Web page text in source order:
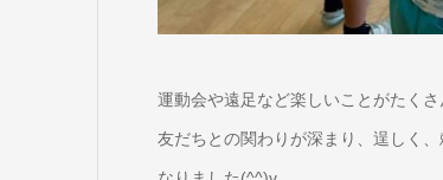
運動会や遠足など楽しいことがたく
友だちとの関わりが深まり、逞しく